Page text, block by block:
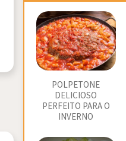
POLPETONE
DELICIOSO
PERFEITO PARA O
INVERNO